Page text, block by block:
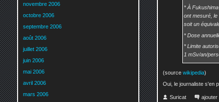
* À
ont mesuré, le
soit un
* Dose
* Limite
1 mSv/an/
(source wikipedia)
Oui, le journaliste s'en
Suricat ajouter
novembre 2006
octobre 2006
septembre 2006
août 2006
juillet 2006
juin 2006
mai 2006
avril 2006
mars 2006